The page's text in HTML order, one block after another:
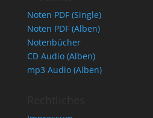
Noten PDF (Single)
Noten PDF (Alben)
Notenbücher
CD Audio (Alben)
mp3 Audio (Alben)